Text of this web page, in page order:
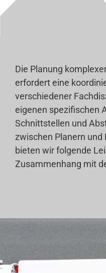
Die Planung
erfordert eine
verschiedener
eigenen spezifischen
Schnittstellen und
zwischen Planern
bieten wir folgende
Zusammenhang mit